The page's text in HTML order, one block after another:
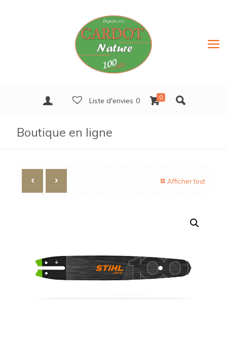
Liste d'envies 0 0
Boutique en ligne
Afficher tout